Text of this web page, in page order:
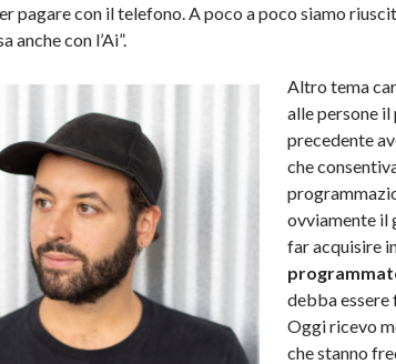
pagare con il telefono. A poco a poco siamo
anche con l’Ai”.
Altro tema
alle persone il
precedente
che
ovviamente il
far acquisire
debba
Oggi ricevo
che stanno